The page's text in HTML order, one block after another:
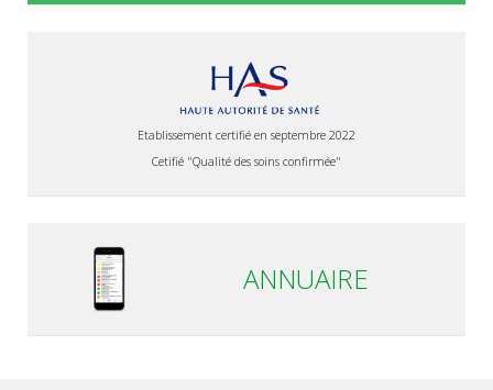
Etablissement certifié en septembre 2022
Cetifié "Qualité des soins confirmée"
ANNUAIRE